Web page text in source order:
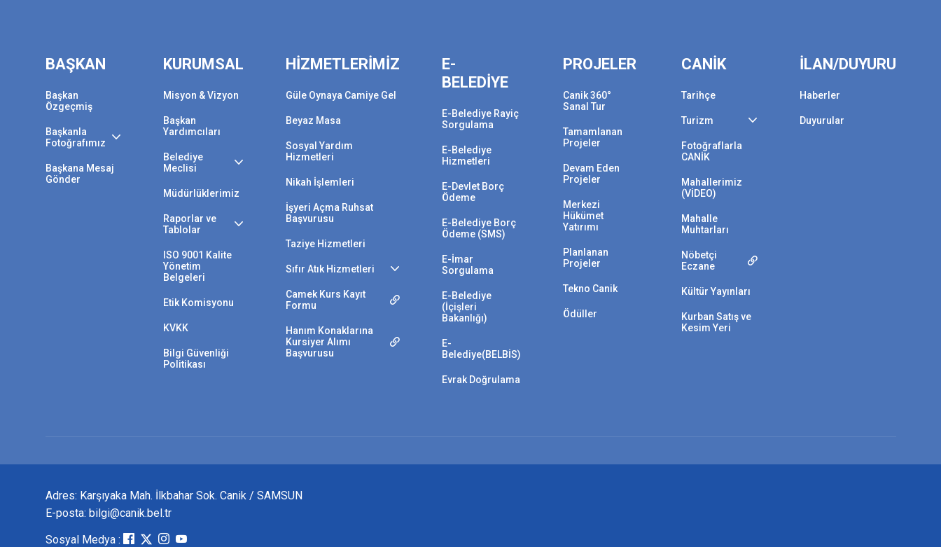
BAŞKAN
Başkan
Özgeçmiş
Başkanla
Fotoğrafımız
Başkana Mesaj
Gönder
KURUMSAL
Misyon & Vizyon
Başkan
Yardımcıları
Belediye
Meclisi
Müdürlüklerimiz
Raporlar ve
Tablolar
ISO 9001 Kalite
Yönetim
Belgeleri
Etik Komisyonu
KVKK
Bilgi Güvenliği
Politikası
HİZMETLERİMİZ
Güle Oynaya Camiye Gel
Beyaz Masa
Sosyal Yardım
Hizmetleri
Nikah İşlemleri
İşyeri Açma Ruhsat
Başvurusu
Taziye Hizmetleri
Sıfır Atık Hizmetleri
Camek Kurs Kayıt
Formu
Hanım Konaklarına
Kursiyer Alımı
Başvurusu
E-
BELEDİYE
E-Belediye Rayiç
Sorgulama
E-Belediye
Hizmetleri
E-Devlet Borç
Ödeme
E-Belediye Borç
Ödeme (SMS)
E-İmar
Sorgulama
E-Belediye
(İçişleri
Bakanlığı)
E-
Belediye(BELBİS)
Evrak Doğrulama
PROJELER
Canik 360°
Sanal Tur
Tamamlanan
Projeler
Devam Eden
Projeler
Merkezi
Hükümet
Yatırımı
Planlanan
Projeler
Tekno Canik
Ödüller
CANİK
Tarihçe
Turizm
Fotoğraflarla
CANİK
Mahallerimiz
(VİDEO)
Mahalle
Muhtarları
Nöbetçi
Eczane
Kültür Yayınları
Kurban Satış ve
Kesim Yeri
İLAN/DUYURU
Haberler
Duyurular
Adres: Karşıyaka Mah. İlkbahar Sok. Canik / SAMSUN
E-posta: bilgi@canik.bel.tr
Sosyal Medya :